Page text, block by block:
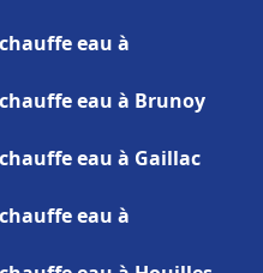
eau à
eau à Brunoy
eau à Gaillac
eau à